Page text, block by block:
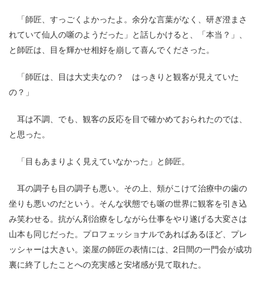
「師匠、すっごくよかったよ。余分な言葉がなく、研ぎ澄まさ
れていて仙人の噺のようだった」と話しかけると、「本当？」、
と師匠は、目を輝かせ相好を崩して喜んでくださった。
「師匠は、目は大丈夫なの？ はっきりと観客が見えていた
の？」
耳は不調、でも、観客の反応を目で確かめておられたのでは、
と思った。
「目もあまりよく見えていなかった」と師匠。
耳の調子も目の調子も悪い。その上、頬がこけて治療中の歯の
坐りも悪いのだという。そんな状態でも噺の世界に観客を引き込
み笑わせる。抗がん剤治療をしながら仕事をやり遂げる大変さは
山本も同じだった。プロフェッショナルであればあるほど、プレ
ッシャーは大きい。楽屋の師匠の表情には、2日間の一門会が成功
裏に終了したことへの充実感と安堵感が見て取れた。